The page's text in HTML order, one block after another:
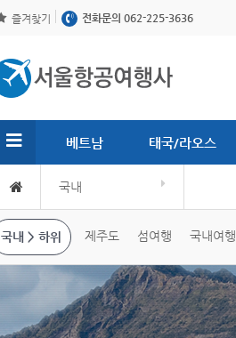
즐겨찾기 전화문의 062-225-3636
베트남 태국/라오스
국내
국내 > 하위 제주도 섬여행 국내여행